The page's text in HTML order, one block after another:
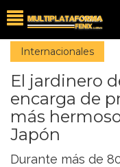
Internacionales
El jardinero
encarga de
más
Japón
Durante más de